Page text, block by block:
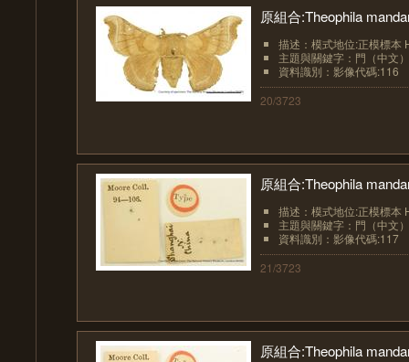
原組合:Theophila
描述：模式地位:正模標本
主題與關鍵字：門（中文
資料識別：影像代碼:116
20/3723
原組合:Theophila
描述：模式地位:正模標本
主題與關鍵字：門（中文
資料識別：影像代碼:117
21/3723
原組合:Theophila